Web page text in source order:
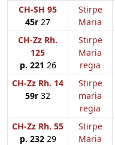
CH-SH 95
45r 27
Stirpe
Maria
CH-Zz Rh.
125
p. 221 26
Stirpe
Maria
regia
CH-Zz Rh. 14
59r 32
Stirpe
maria
regia
CH-Zz Rh. 55
p. 23229
Stirpe
Maria